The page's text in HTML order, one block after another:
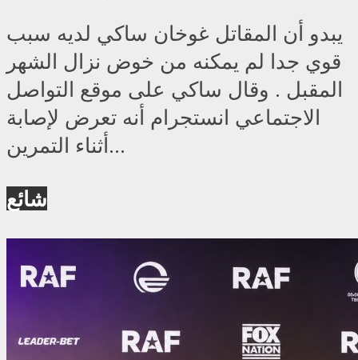
يبدو أن المقاتل غوخان ساكي لديه سبب
قوي جدا لم يمكنه من خوض نزال الشهر
المقبل . وقال ساكي على موقع التواصل
الاجتماعي انستجرام أنه تعرض لإصابة
أثناء التمرين...
شائع